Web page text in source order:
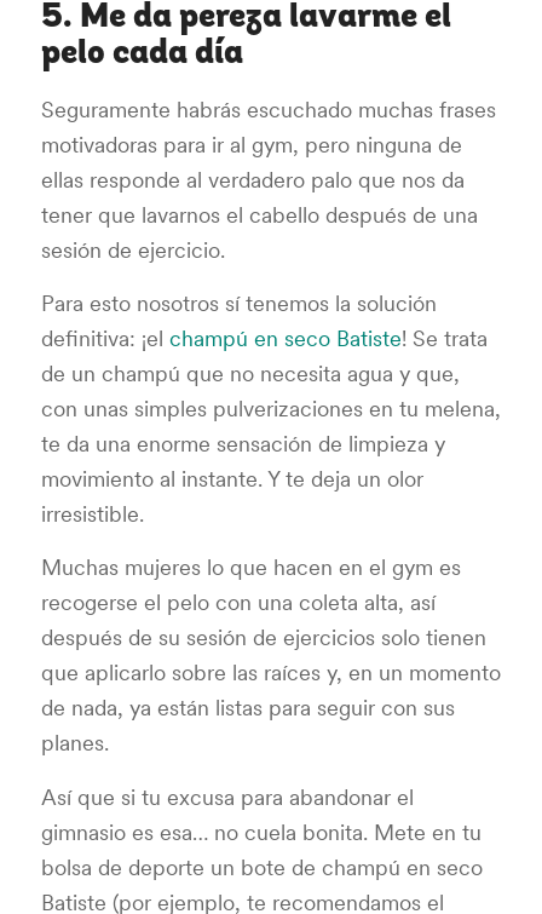
5. Me da pereza lavarme el
pelo cada día
Seguramente habrás escuchado muchas frases
motivadoras para ir al gym, pero ninguna de
ellas responde al verdadero palo que nos da
tener que lavarnos el cabello después de una
sesión de ejercicio.
Para esto nosotros sí tenemos la solución
definitiva: ¡el champú en seco Batiste! Se trata
de un champú que no necesita agua y que,
con unas simples pulverizaciones en tu melena,
te da una enorme sensación de limpieza y
movimiento al instante. Y te deja un olor
irresistible.
Muchas mujeres lo que hacen en el gym es
recogerse el pelo con una coleta alta, así
después de su sesión de ejercicios solo tienen
que aplicarlo sobre las raíces y, en un momento
de nada, ya están listas para seguir con sus
planes.
Así que si tu excusa para abandonar el
gimnasio es esa… no cuela bonita. Mete en tu
bolsa de deporte un bote de champú en seco
Batiste (por ejemplo, te recomendamos el